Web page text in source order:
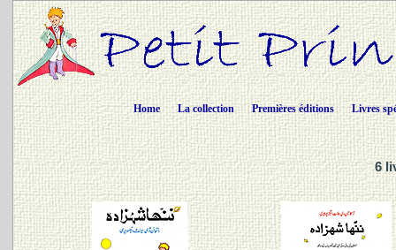
Home La collection Premières éditions Livres
6